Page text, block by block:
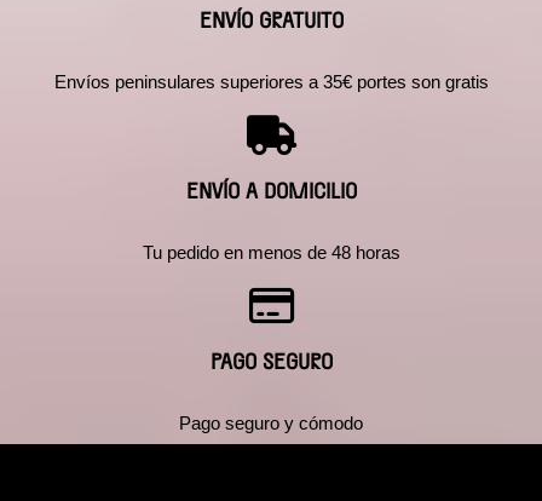
ENVÍO GRATUITO
Envíos peninsulares superiores a 35€ portes son gratis
ENVÍO A DOMICILIO
Tu pedido en menos de 48 horas
PAGO SEGURO
Pago seguro y cómodo